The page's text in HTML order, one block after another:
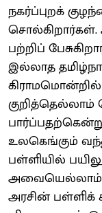
நகர்ப்புறக்
சொல்கிறார்கள்.
பற்றிப்
இல்லாத
கிராமமொன்றில்
உலகெங்கும்
பள்ளியில்
அவையெல்லாம்
அரசின் பள்ளிக்